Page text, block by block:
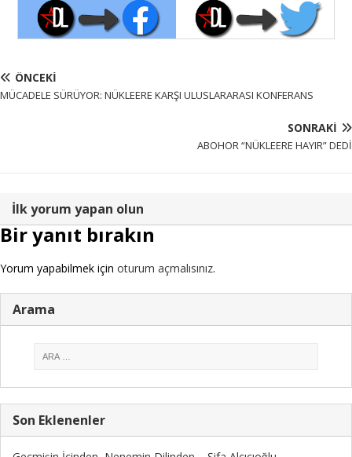
ÖNCEKI
MÜCADELE SÜRÜYOR: NÜKLEERE KARŞI ULUSLARARASI KONFERANS
SONRAKI
ABOHOR “NÜKLEERE HAYIR” DEDİ
İlk yorum yapan olun
Bir yanıt bırakın
Yorum yapabilmek için oturum açmalısınız.
Arama
Son Eklenenler